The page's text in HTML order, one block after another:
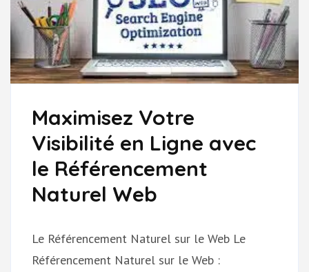
Maximisez Votre
Visibilité en Ligne avec
le Référencement
Naturel Web
Le Référencement Naturel sur le Web Le
Référencement Naturel sur le Web :